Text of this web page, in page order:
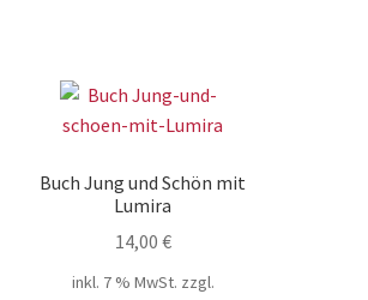
Buch Jung und Schön mit
Lumira
14,00 €
inkl. 7 % MwSt. zzgl.